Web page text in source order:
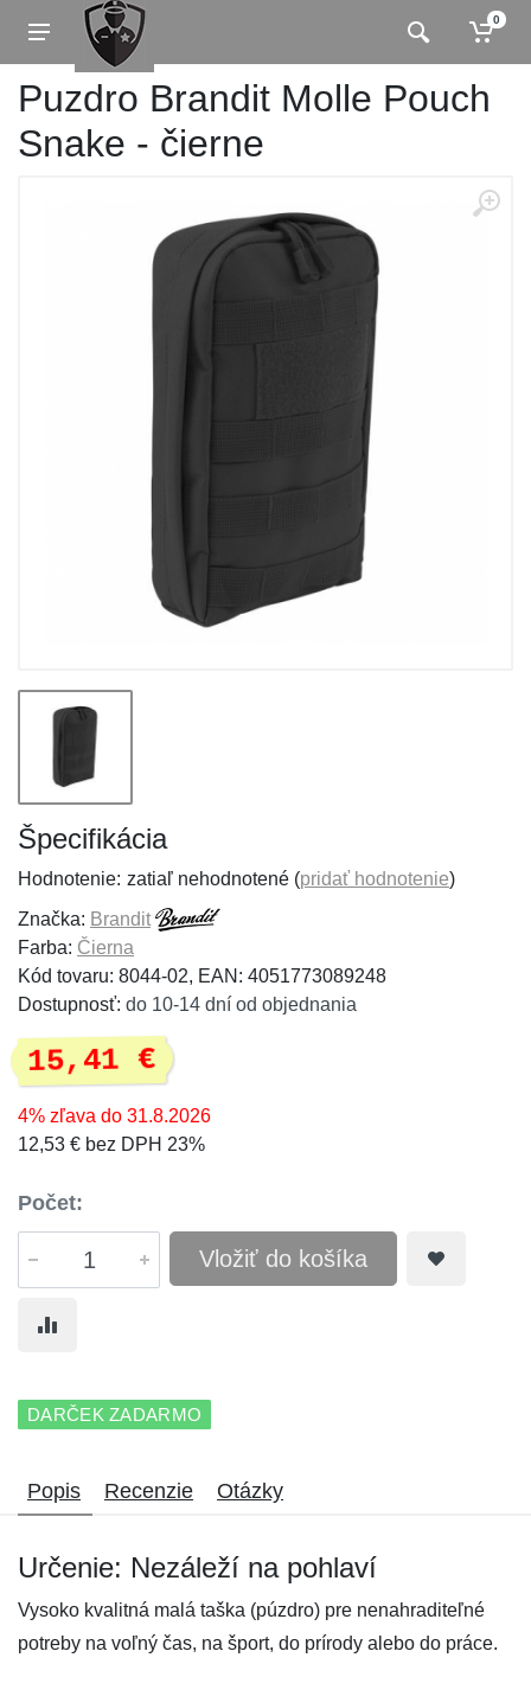
0
Puzdro Brandit Molle Pouch
Snake - čierne
Špecifikácia
Hodnotenie: zatiaľ nehodnotené (pridať hodnotenie)
Značka: Brandit
Farba: Čierna
Kód tovaru: 8044-02, EAN: 4051773089248
Dostupnosť: do 10-14 dní od objednania
15,41 €
4% zľava do 31.8.2026
12,53 € bez DPH 23%
Počet:
Vložiť do košíka
DARČEK ZADARMO
Popis Recenzie Otázky
Určenie: Nezáleží na pohlaví
Vysoko kvalitná malá taška (púzdro) pre nenahraditeľné
potreby na voľný čas, na šport, do prírody alebo do práce.